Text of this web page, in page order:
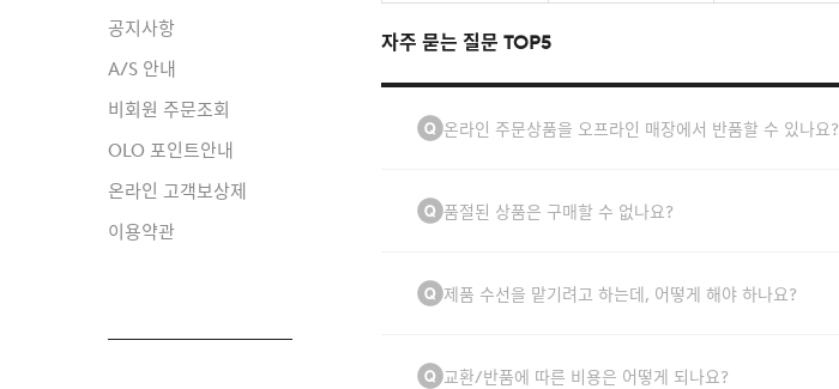
공지사항
A/S 안내
비회원 주문조회
OLO 포인트안내
온라인 고객보상제
이용약관
자주 묻는 질문 TOP5
온라인 주문상품을 오프라인 매장에서 반품할 수 있나요?
품절된 상품은 구매할 수 없나요?
제품 수선을 맡기려고 하는데, 어떻게 해야 하나요?
교환/반품에 따른 비용은 어떻게 되나요?